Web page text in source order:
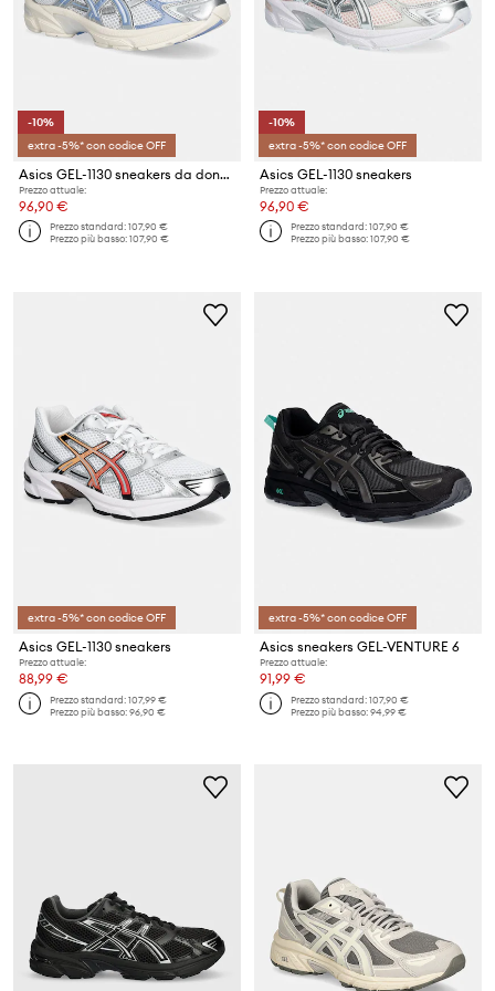
-10%
extra -5%* con codice OFF
Asics GEL-1130 sneakers da donna
Prezzo attuale:
96,90 €
Prezzo standard:107,90 €
Prezzo più basso:107,90 €
-10%
extra -5%* con codice OFF
Asics GEL-1130 sneakers
Prezzo attuale:
96,90 €
Prezzo standard:107,90 €
Prezzo più basso:107,90 €
extra -5%* con codice OFF
Asics GEL-1130 sneakers
Prezzo attuale:
88,99 €
Prezzo standard:107,99 €
Prezzo più basso:96,90 €
extra -5%* con codice OFF
Asics sneakers GEL-VENTURE 6
Prezzo attuale:
91,99 €
Prezzo standard:107,90 €
Prezzo più basso:94,99 €